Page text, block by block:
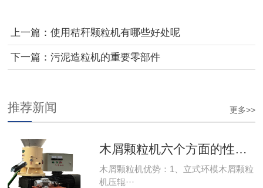
上一篇： 使用秸秆颗粒机有哪些好处呢
下一篇： 污泥造粒机的重要零部件
更多>>
推荐新闻
木屑颗粒机优势：1、立式环模木屑颗粒
机压辊···